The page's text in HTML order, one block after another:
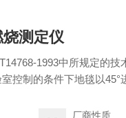
烧测定仪
1993中所规定的
控制的条件下地毯以45°
厂商性质